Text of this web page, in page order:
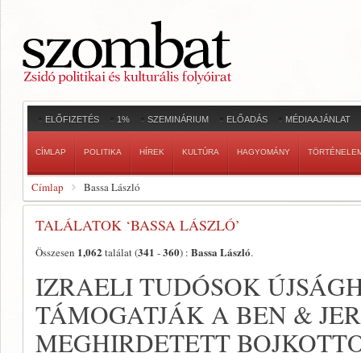
ELŐFIZETÉS 1% SZEMINÁRIUM ELŐADÁS MÉDIAAJÁNLAT
CÍMLAP POLITIKA HÍREK KULTÚRA HAGYOMÁNY
Címlap Bassa László
TALÁLATOK ‘BASSA LÁSZLÓ’
Összesen 1,062 találat (341 -360) : Bassa László.
IZRAELI TUDÓSOK
TÁMOGATJÁK A BEN &
MEGHIRDETETT